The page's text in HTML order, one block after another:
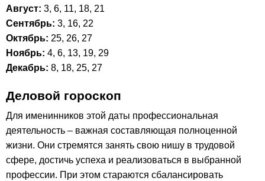
Август: 3, 6, 11, 18, 21
Сентябрь: 3, 16, 22
Октябрь: 25, 26, 27
Ноябрь: 4, 6, 13, 19, 29
Декабрь: 8, 18, 25, 27
Деловой гороскоп
Для именинников этой даты профессиональная
деятельность – важная составляющая полноценной
жизни. Они стремятся занять свою нишу в трудовой
сфере, достичь успеха и реализоваться в выбранной
профессии. При этом стараются сбалансировать